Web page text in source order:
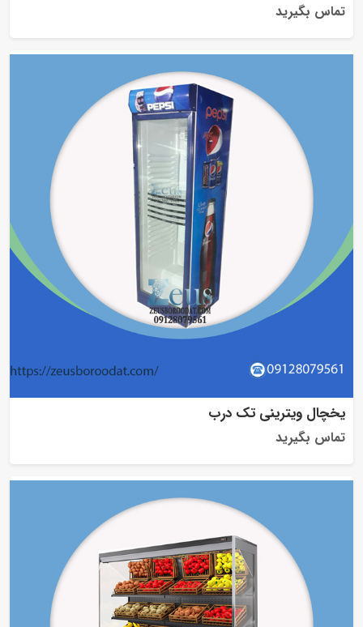
تماس بگیرید
یخچال ویترینی تک درب
تماس بگیرید